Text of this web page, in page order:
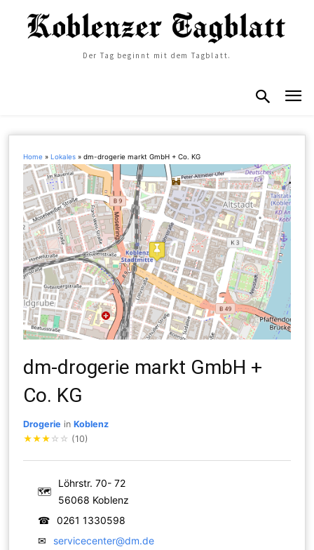
Der Tag beginnt mit dem Tagblatt.
Home »Lokales »dm-drogerie markt GmbH + Co. KG
dm-drogerie markt GmbH +
Co. KG
Drogerie inKoblenz
★★★ ☆ ☆ (10)
🗺
Löhrstr. 70- 72
56068 Koblenz
☎
0261 1330598
✉
servicecenter@dm.de